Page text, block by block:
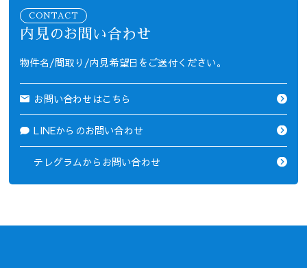
CONTACT
内見のお問い合わせ
物件名/間取り/内見希望日をご送付ください。
お問い合わせはこちら
LINEからのお問い合わせ
テレグラムからお問い合わせ